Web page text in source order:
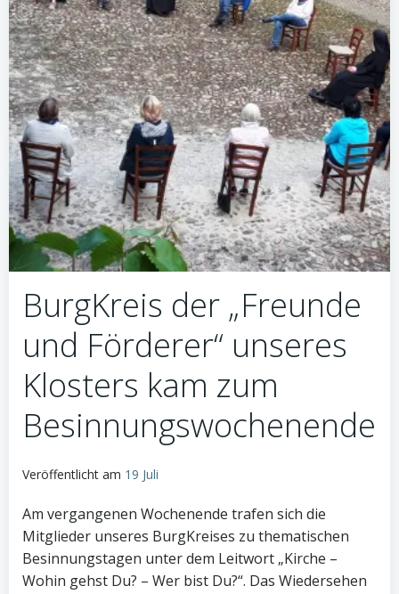
BurgKreis der „Freunde
und Förderer“ unseres
Klosters kam zum
Besinnungswochenende
Veröffentlicht am 19 Juli
Am vergangenen Wochenende trafen sich die
Mitglieder unseres BurgKreises zu thematischen
Besinnungstagen unter dem Leitwort „Kirche –
Wohin gehst Du? – Wer bist Du?“. Das Wiedersehen